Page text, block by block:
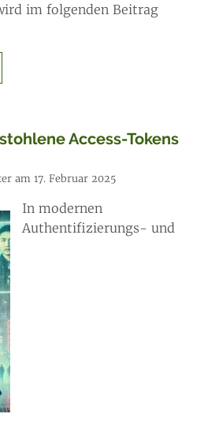
im folgenden Beitrag
Access-Tokens
am 17. Februar 2025
In modernen
Authentifizierungs- und